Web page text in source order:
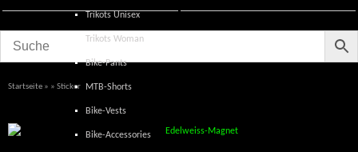
Trikots Unisex
Trikots Woman
Bike-Pants
MTB-Shorts
Bike-Vests
Bike-Accessories
Startseite » » Sticker